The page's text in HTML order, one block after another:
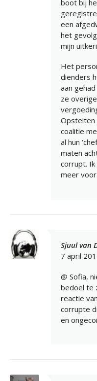
boot bij
een
het
mijn
Het
dienders
aan
ze
Opstelten
coalitie
al hun
maten
corrupt.
meer voor.
Sjuul van
7 april
@ Sofia,
bedoel te
reactie
corrupte
en